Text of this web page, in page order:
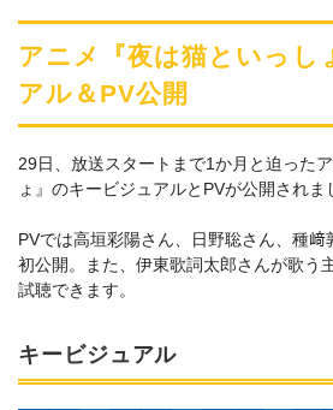
アニメ『夜は猫といっし
アル＆PV公開
29日、放送スタートまで1か月と迫った
ょ』のキービジュアルとPVが公開されま
PVでは高垣彩陽さん、日野聡さん、種
初公開。また、伊東歌詞太郎さんが歌う
試聴できます。
キービジュアル